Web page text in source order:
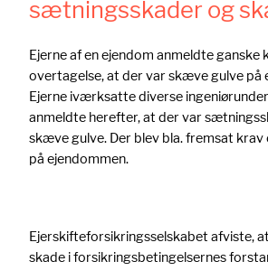
sætningsskader og
Ejerne af en ejendom anmeldte
overtagelse, at der var skæve gulve på
Ejerne iværksatte diverse
anmeldte herefter, at der var
skæve gulve. Der blev bla. fremsat
på ejendommen.
Ejerskifteforsikringsselskabet afviste,
skade i forsikringsbetingelsernes